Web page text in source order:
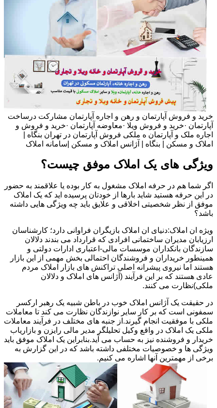
خرید و فروش آپارتمان و رهن و اجاره آپارتمان مشارکت درساخت
آپارتمان ·خرید و فروش ویلا ·معاوضه آپارتمان ·خرید و فروش و
اجاره ملک و آپارتمان ه ملکی فروش آپارتمان در تهران بنگاه |
املاک و مسکن | بنگاه | آژانس املاک و مسکن |سامانه املاک
ویژگی های یک املاک موفق چیست؟
اگر شما هم در حرفه املاک مشغول به کار بوده یا علاقمند به حضور
در این حرفه هستید شاید بارها از خودتان پرسیده اید که یک املاک
موفق از نظر شخصیتی اخلاقی و علایق باید چه ویژگی هایی داشته
باشد؟
ویژه ان املاک:دنیای ان املاک بازیگران فراوانی دارد؛ کارشناسان
ارزیابان مدیران ساختمانی افرادی که قرارداد می بندند دلالان
سازندگان بانکداران موسسات مالی-اعتباری ادارات دولتی و
همینطور خریداران و فروشندگان احتمالی بخش مهمی از این بازار
هستند اما نیروی پیشرانه اصلی تراکنش های بازار املاک مردم
عادی هستند که بر این فرآیند (آژانس های املاک و دلالان
ملکی)نظارت می کنند.
در حقیقت یک آژانس املاک خوب در باطن شبیه یک رهبر ارکسر
سمفونی است که بر کار سایر نوازندگان نظارت می کند تا معاملات
ملکی با موفقیت انجام گیرند.از جنبه های مختلف در فرآیند معاملات
ملکی یک املاک در واقع وکیل تحلیلگر مدیر مالی رایزن و بازاریاب
خریدار و فروشنده نیز به حساب می آید.بنابراین یک املاک موفق باید
ویژگی ها و خصوصیات مختلفی داشته باشد که در این گزارش به
برخی از مهمترین آنها اشاره می کنیم.